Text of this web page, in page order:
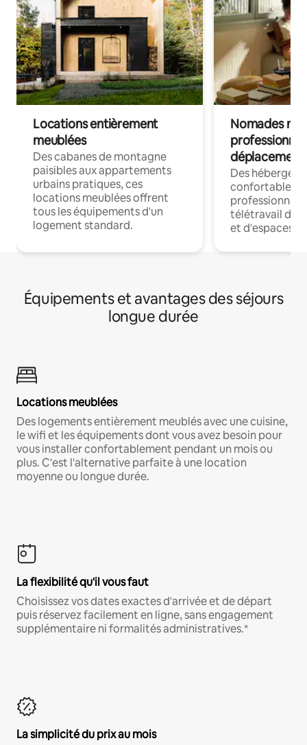
Locations entièrement
meublées
Des cabanes de montagne
paisibles aux appartements
urbains pratiques, ces
locations meublées offrent
tous les équipements d'un
logement standard.
Nomades
déplacement
Des
confortables
professionnels
télétravail
et d'espaces
Équipements et avantages des séjours
longue durée
Locations meublées
Des logements entièrement meublés avec une cuisine,
le wifi et les équipements dont vous avez besoin pour
vous installer confortablement pendant un mois ou
plus. C'est l'alternative parfaite à une location
moyenne ou longue durée.
La flexibilité qu'il vous faut
Choisissez vos dates exactes d'arrivée et de départ
puis réservez facilement en ligne, sans engagement
supplémentaire ni formalités administratives.*
La simplicité du prix au mois